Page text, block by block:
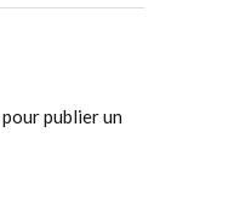
pour publier un